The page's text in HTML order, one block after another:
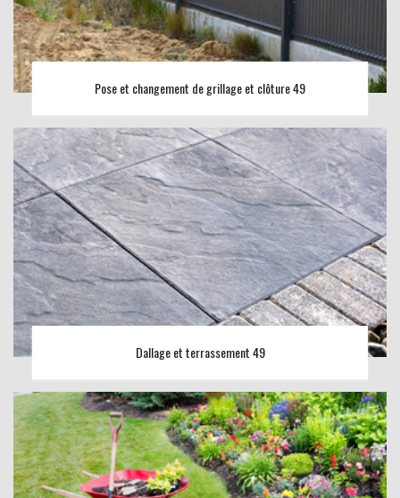
Pose et changement de grillage et clôture 49
Dallage et terrassement 49